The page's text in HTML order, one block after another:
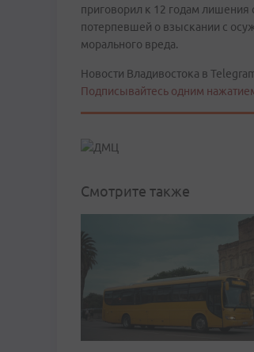
приговорил к 12 годам лишения
потерпевшей о взыскании с
морального вреда.
Новости Владивостока в
Подписывайтесь одним
Смотрите также